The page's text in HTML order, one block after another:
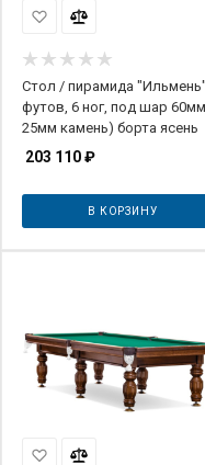
Стол / пирамида
футов, 6 ног, под шар 60мм,
25мм камень) борта ясень
203 110₽
В КОРЗИНУ